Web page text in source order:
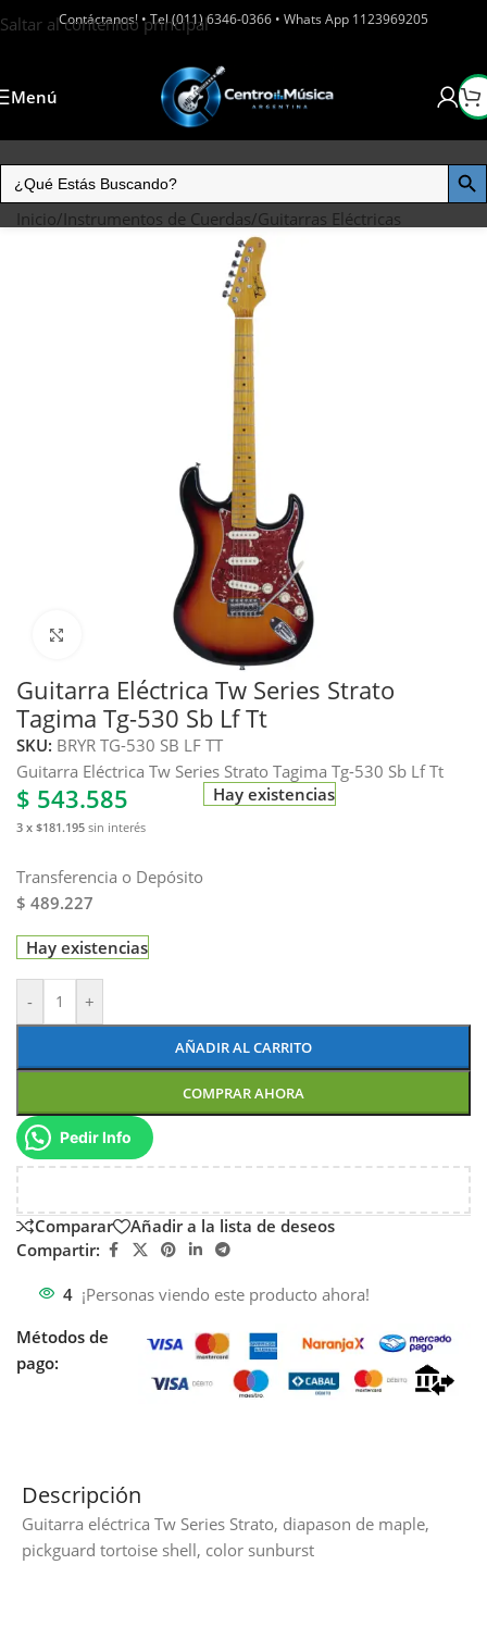
Saltar al contenido principal
Contáctanos! • Tel (011) 6346-0366 • Whats App 1123969205
Menú
Inicio/Instrumentos de Cuerdas/Guitarras Eléctricas
Haga clic para ampliar
Guitarra Eléctrica Tw Series Strato
Tagima Tg-530 Sb Lf Tt
SKU: BRYR TG-530 SB LF TT
Guitarra Eléctrica Tw Series Strato Tagima Tg-530 Sb Lf Tt
$ 543.585
3 x $181.195 sin interés
Transferencia o Depósito
$ 489.227
Hay existencias
Hay existencias
- +
AÑADIR AL CARRITO
COMPRAR AHORA
Pedir Info
Comparar
Añadir a la lista de deseos
Compartir:
4 ¡Personas viendo este producto ahora!
Métodos de
pago:
Descripción
Guitarra eléctrica Tw Series Strato, diapason de maple,
pickguard tortoise shell, color sunburst